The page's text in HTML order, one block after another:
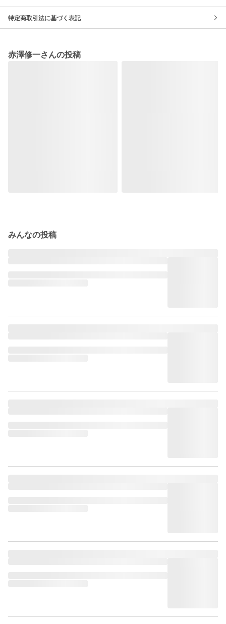
特定商取引法に基づく表記
赤澤修一さんの投稿
みんなの投稿